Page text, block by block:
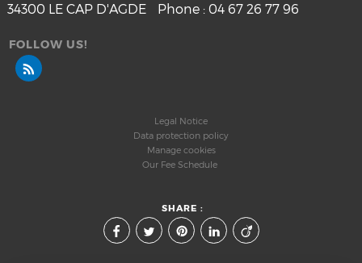
34300 LE CAP D'AGDE Phone : 04 67 26 77 96
FOLLOW US!
Legal Notice
Data protection policy
Manage cookies
Our Fee Schedule
SHARE :